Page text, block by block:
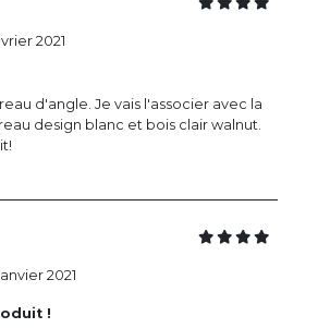
d'angle. Je vais l'associer avec la
design blanc et bois clair walnut.
2021
!
2021